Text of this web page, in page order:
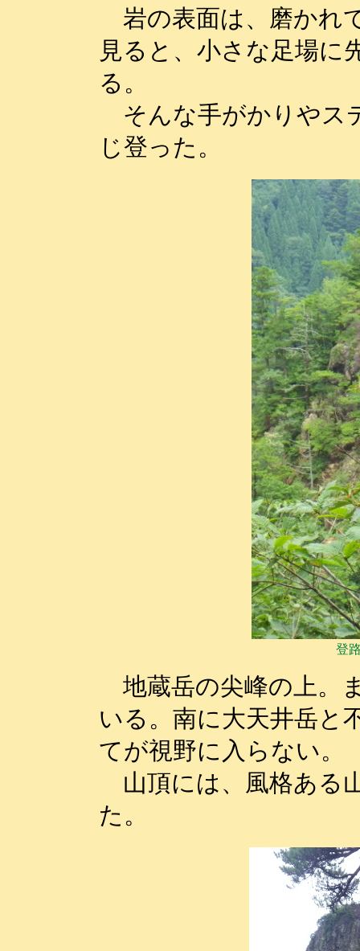
岩の表面は、磨かれ
見ると、小さな足場に
る。
そんな手がかりやス
じ登った。
登
地蔵岳の尖峰の上。
いる。南に大天井岳と
てが視野に入らない。
山頂には、風格ある
た。